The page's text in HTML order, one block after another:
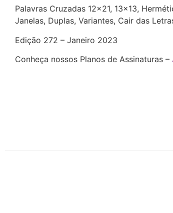
Palavras Cruzadas 12×21, 13×13,
Janelas, Duplas, Variantes, Cair das
Edição 272 – Janeiro 2023
Conheça nossos Planos de Assinaturas –